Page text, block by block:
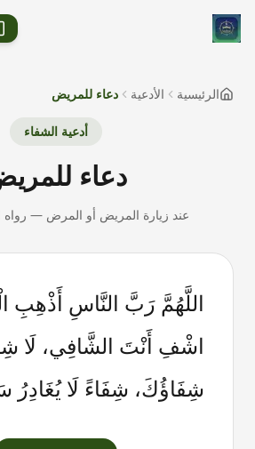
الرئيسية الأدعية دعاء للمريض
أدعية الشفاء
دعاء
عند زيارة المريض أو المرض —
اللَّهُمَّ رَبَّ النَّاسِ أَذْهِبِ
اشْفِ أَنْتَ الشَّافِي، لَا
شِفَاؤُكَ، شِفَاءً لَا يُغَادِرُ